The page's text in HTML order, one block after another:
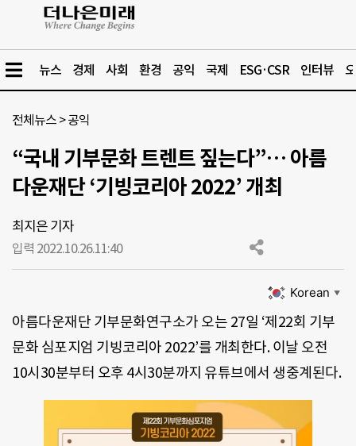
뉴스 경제 사회 환경 공익 국제 ESG·CSR 인터뷰
전체뉴스 >공익
“국내 기부문화 트렌트 짚는다”… 아름
다운재단 ‘기빙코리아 2022’ 개최
최지은 기자
입력 2022.10.26.11:40
Korean ▼
아름다운재단 기부문화연구소가 오는 27일 ‘제22회 기부
문화 심포지엄 기빙코리아 2022’를 개최한다. 이날 오전
10시30분부터 오후 4시30분까지 유튜브에서 생중계된다.